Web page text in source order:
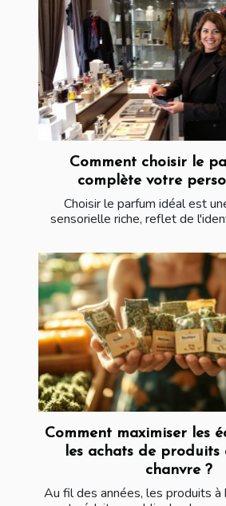
Comment choisir le
complète votre
Choisir le parfum idéal est
sensorielle riche, reflet de
Comment maximiser les
les achats de produits
chanvre ?
Au fil des années, les produits à